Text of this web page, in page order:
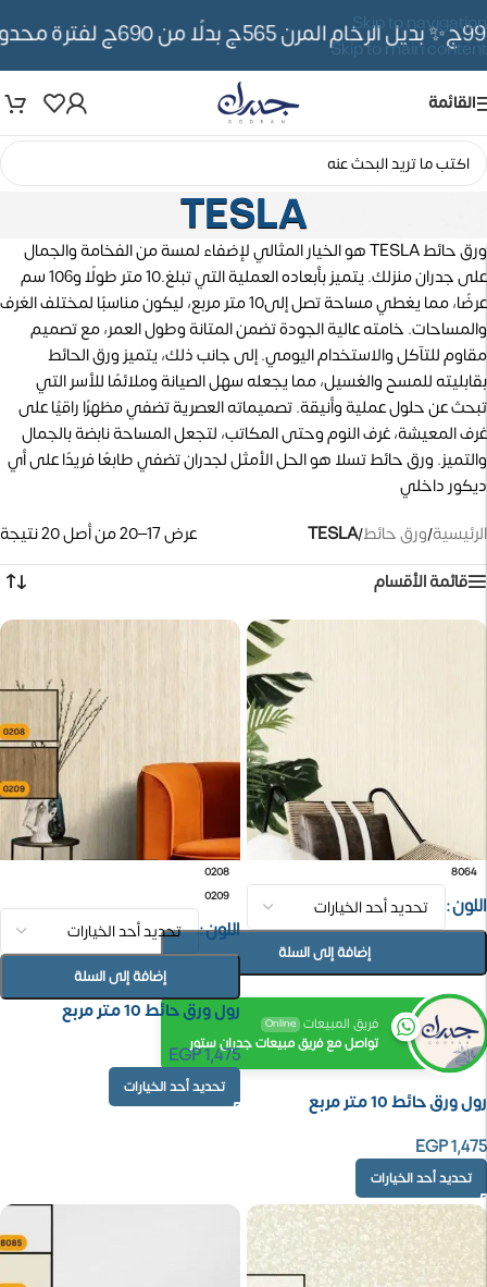
Skip to navigation
Skip to main content
✨ بديل الرخام المرن 565ج بدلًا من 690ج لفترة محدوده
القائمة
TESLA
ورق حائط TESLA هو الخيار المثالي لإضفاء لمسة من الفخامة والجمال
على جدران منزلك. يتميز بأبعاده العملية التي تبلغ.10 متر طولًا و106 سم
عرضًا، مما يغطي مساحة تصل إلى10 متر مربع، ليكون مناسبًا لمختلف الغرف
والمساحات. خامته عالية الجودة تضمن المتانة وطول العمر، مع تصميم
مقاوم للتآكل والاستخدام اليومي. إلى جانب ذلك، يتميز ورق الحائط
بقابليته للمسح والغسيل، مما يجعله سهل الصيانة وملائمًا للأسر التي
تبحث عن حلول عملية وأنيقة. تصميماته العصرية تضفي مظهرًا راقيًا على
غرف المعيشة، غرف النوم وحتى المكاتب، لتجعل المساحة نابضة بالجمال
والتميز. ورق حائط تسلا هو الحل الأمثل لجدران تضفي طابعًا فريدًا على أي
ديكور داخلي
الرئيسية/ورق حائط/
TESLA
عرض 17–20 من أصل 20 نتيجة
قائمة الأقسام
8064
اللون
إضافة إلى السلة
فريق المبيعات Online
تواصل مع فريق مبيعات جدران ستور
رول ورق حائط 10 متر مربع
EGP1,475
تحديد أحد الخيارات
0208
0209
اللون
إضافة إلى السلة
رول ورق حائط 10 متر مربع
EGP1,475
تحديد أحد الخيارات